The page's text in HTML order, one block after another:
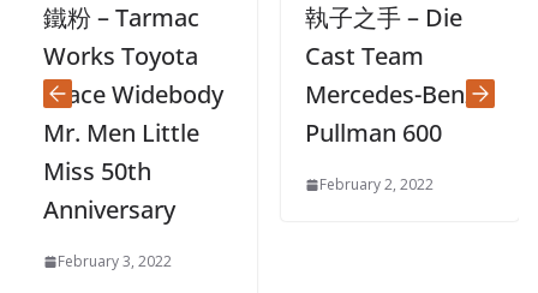
鐵粉 – Tarmac
Works Toyota
Hiace Widebody
Mr. Men Little
Miss 50th
Anniversary
February 3, 2022
執子之手 – Die
Cast Team
Mercedes-Benz
Pullman 600
February 2, 2022